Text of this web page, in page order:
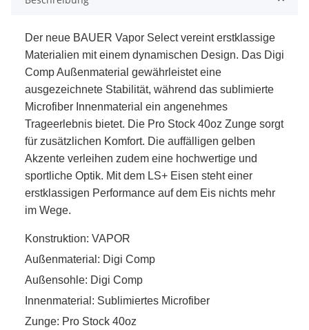
Der neue BAUER Vapor Select vereint erstklassige
Materialien mit einem dynamischen Design. Das Digi
Comp Außenmaterial gewährleistet eine
ausgezeichnete Stabilität, während das sublimierte
Microfiber Innenmaterial ein angenehmes
Trageerlebnis bietet. Die Pro Stock 40oz Zunge sorgt
für zusätzlichen Komfort. Die auffälligen gelben
Akzente verleihen zudem eine hochwertige und
sportliche Optik. Mit dem LS+ Eisen steht einer
erstklassigen Performance auf dem Eis nichts mehr
im Wege.
Konstruktion: VAPOR
Außenmaterial: Digi Comp
Außensohle: Digi Comp
Innenmaterial: Sublimiertes Microfiber
Zunge: Pro Stock 40oz